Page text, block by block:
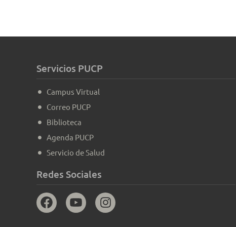
Servicios PUCP
Campus Virtual
Correo PUCP
Biblioteca
Agenda PUCP
Servicio de Salud
Redes Sociales